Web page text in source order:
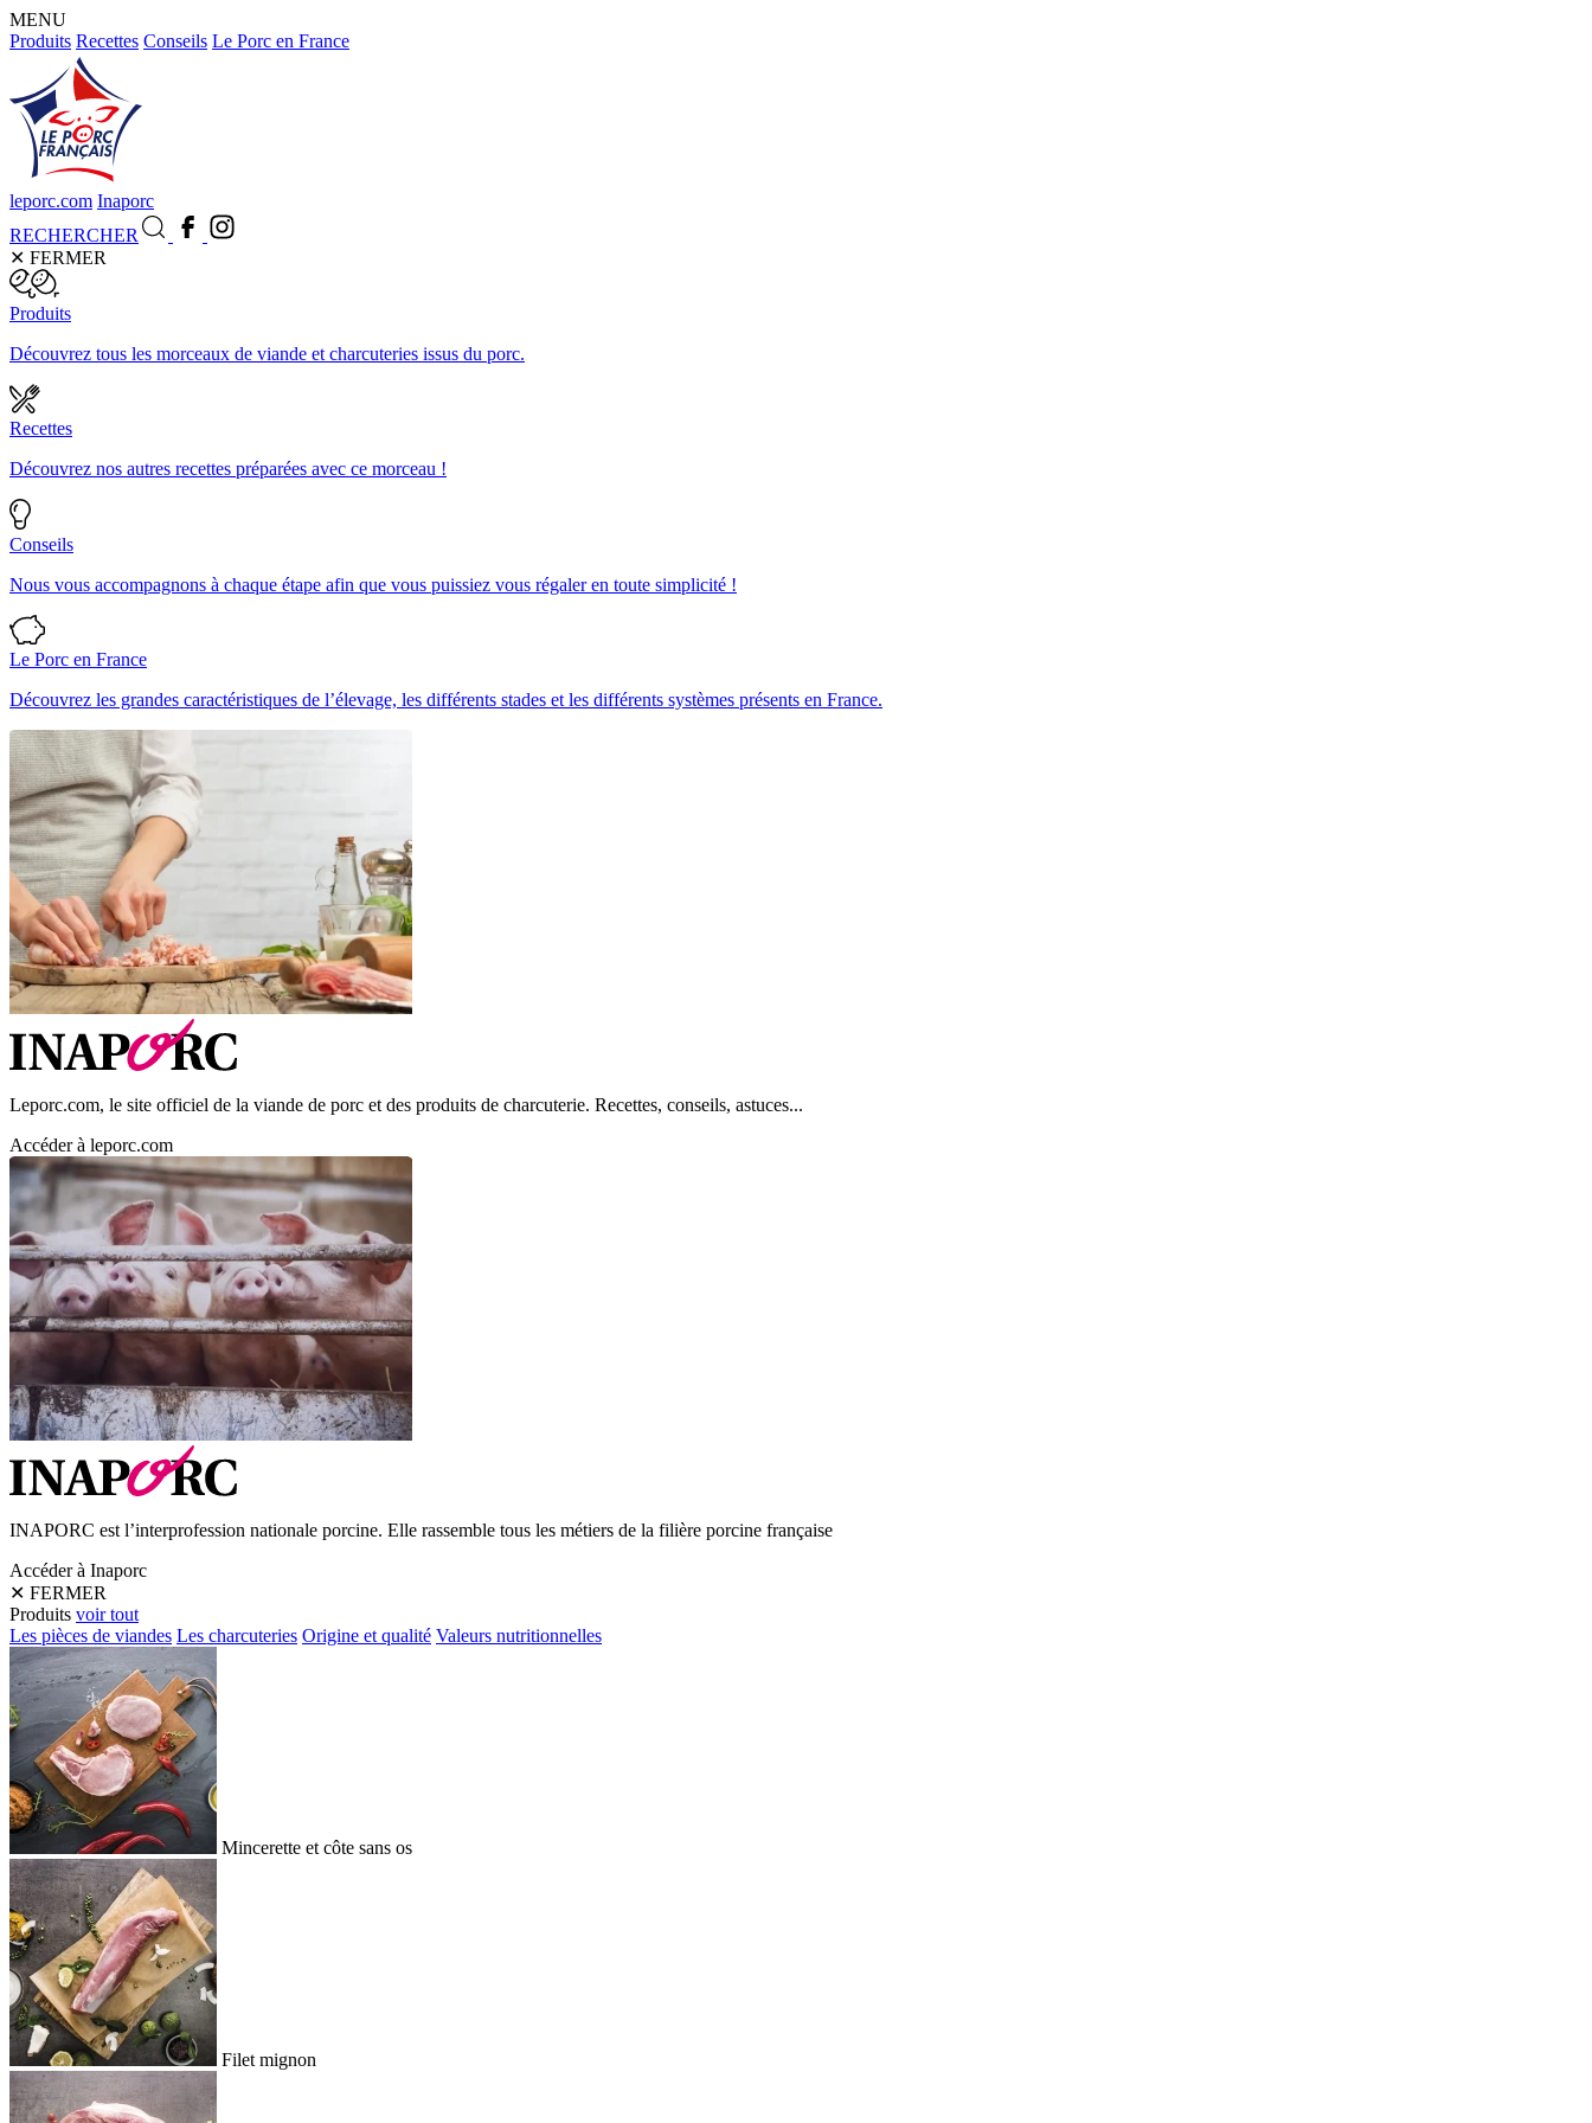
MENU
Produits Recettes Conseils Le Porc en France
leporc.com Inaporc
RECHERCHER
✕ FERMER
Produits
Découvrez tous les morceaux de viande et charcuteries issus du porc.
Recettes
Découvrez nos autres recettes préparées avec ce morceau !
Conseils
Nous vous accompagnons à chaque étape afin que vous puissiez vous régaler en toute simplicité !
Le Porc en France
Découvrez les grandes caractéristiques de l’élevage, les différents stades et les différents systèmes présents en France.
Leporc.com, le site officiel de la viande de porc et des produits de charcuterie. Recettes, conseils, astuces...
Accéder à leporc.com
INAPORC est l’interprofession nationale porcine. Elle rassemble tous les métiers de la filière porcine française
Accéder à Inaporc
✕ FERMER
Produits voir tout
Les pièces de viandes Les charcuteries Origine et qualité Valeurs nutritionnelles
Mincerette et côte sans os
Filet mignon